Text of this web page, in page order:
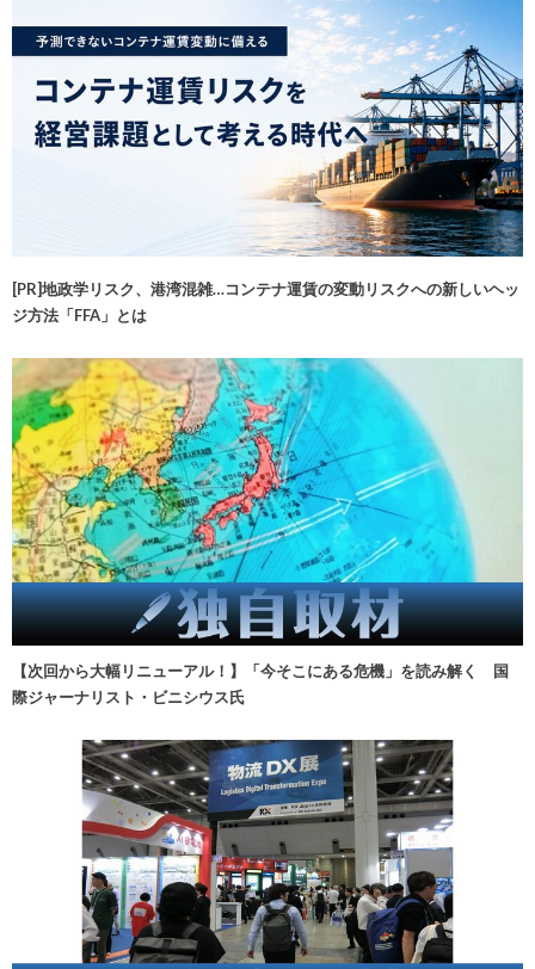
[PR]地政学リスク、港湾混雑…コンテナ運賃の変動リスクへの新しいヘッ
ジ方法「FFA」とは
【次回から大幅リニューアル！】「今そこにある危機」を読み解く 国
際ジャーナリスト・ビニシウス氏